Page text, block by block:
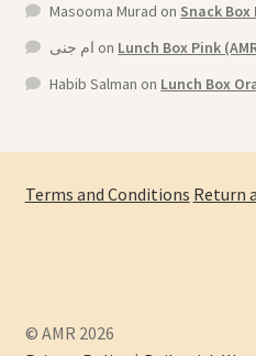
Masooma Murad on
ام جنى on
Habib Salman on
Terms and Conditions Return
© AMR 2026